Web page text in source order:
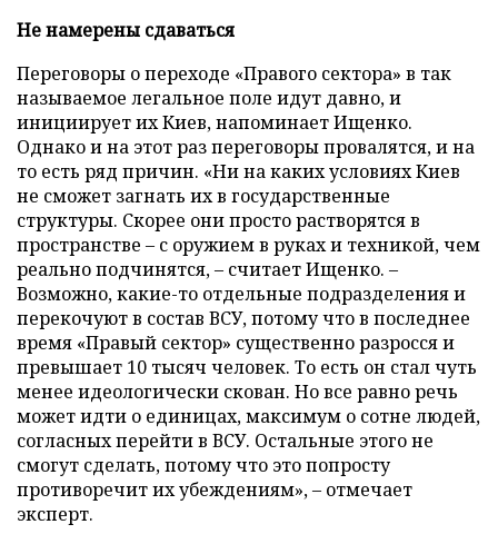
Не намерены сдаваться
Переговоры о переходе «Правого сектора» в так
называемое легальное поле идут давно, и
инициирует их Киев, напоминает Ищенко.
Однако и на этот раз переговоры провалятся, и на
то есть ряд причин. «Ни на каких условиях Киев
не сможет загнать их в государственные
структуры. Скорее они просто растворятся в
пространстве – с оружием в руках и техникой, чем
реально подчинятся, – считает Ищенко. –
Возможно, какие-то отдельные подразделения и
перекочуют в состав ВСУ, потому что в последнее
время «Правый сектор» существенно разросся и
превышает 10 тысяч человек. То есть он стал чуть
менее идеологически скован. Но все равно речь
может идти о единицах, максимум о сотне людей,
согласных перейти в ВСУ. Остальные этого не
смогут сделать, потому что это попросту
противоречит их убеждениям», – отмечает
эксперт.